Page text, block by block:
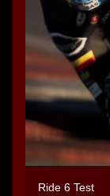
Ride 6 Test